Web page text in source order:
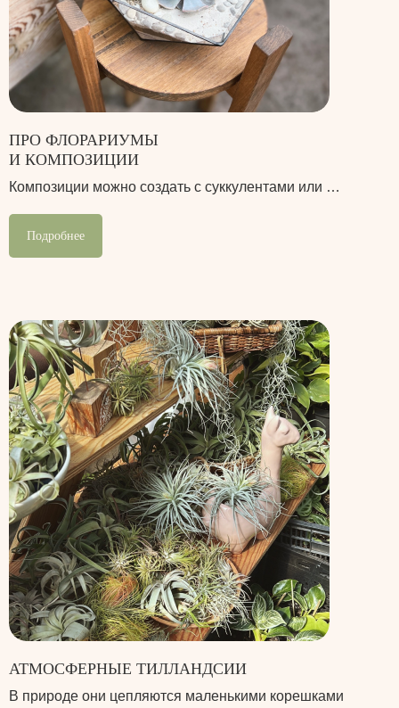
ПРО ФЛОРАРИУМЫ
И КОМПОЗИЦИИ
Композиции можно создать с суккулентами или …
Подробнее
АТМОСФЕРНЫЕ ТИЛЛАНДСИИ
В природе они цепляются маленькими корешками